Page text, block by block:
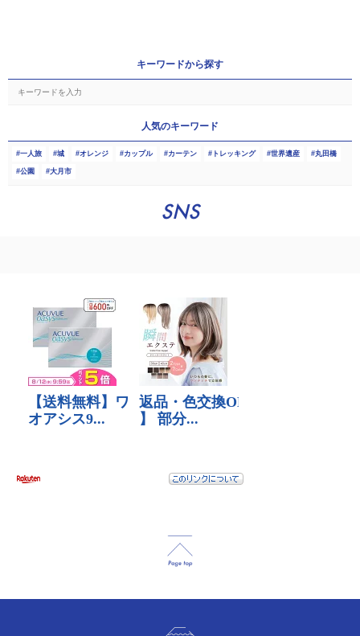
キーワードから探す
人気のキーワード
一人旅 城 オレンジ カップル カーテン トレッキング 世界遺産 丸田橋
公園 大月市
SNS